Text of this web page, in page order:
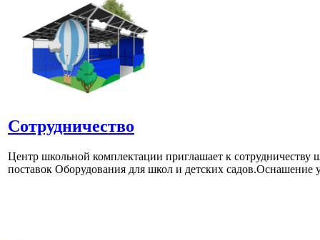
Сотрудничество
Центр школьной комплектации приглашает к
поставок Оборудования для школ и детских